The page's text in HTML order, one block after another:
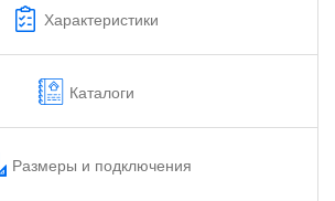
Характеристики
Каталоги
Размеры и подключения